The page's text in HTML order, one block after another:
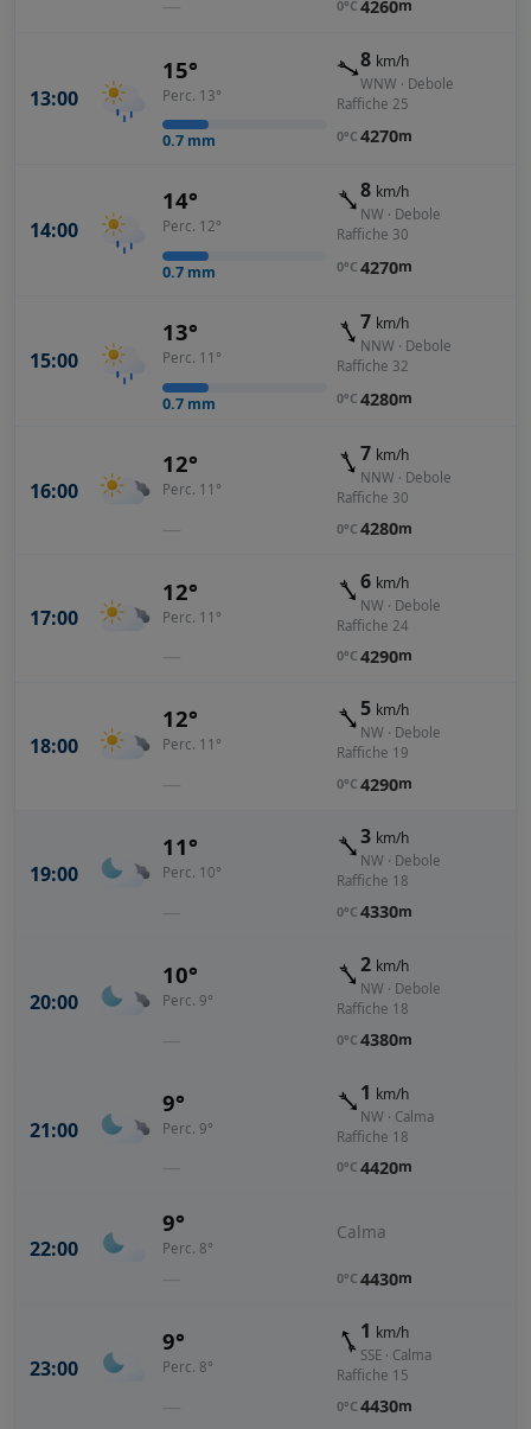
— 0°C 4260m
13:00
15°
Perc. 13°
0.7 mm
8 km/h
WNW · Debole
Raffiche 25
0°C 4270m
14:00
14°
Perc. 12°
0.7 mm
8 km/h
NW · Debole
Raffiche 30
0°C 4270m
15:00
13°
Perc. 11°
0.7 mm
7 km/h
NNW · Debole
Raffiche 32
0°C 4280m
16:00
12°
Perc. 11°
—
7 km/h
NNW · Debole
Raffiche 30
0°C 4280m
17:00
12°
Perc. 11°
—
6 km/h
NW · Debole
Raffiche 24
0°C 4290m
18:00
12°
Perc. 11°
—
5 km/h
NW · Debole
Raffiche 19
0°C 4290m
19:00
11°
Perc. 10°
—
3 km/h
NW · Debole
Raffiche 18
0°C 4330m
20:00
10°
Perc. 9°
—
2 km/h
NW · Debole
Raffiche 18
0°C 4380m
21:00
9°
Perc. 9°
—
1 km/h
NW · Calma
Raffiche 18
0°C 4420m
22:00
9°
Perc. 8°
—
Calma
0°C 4430m
23:00
9°
Perc. 8°
—
1 km/h
SSE · Calma
Raffiche 15
0°C 4430m